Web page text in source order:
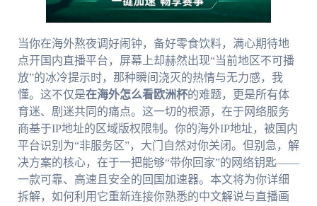
当你在海外熬夜调好闹钟，备好零食饮料，满心期待地
点开国内直播平台，屏幕上却赫然出现“当前地区不可播
放”的冰冷提示时，那种瞬间浇灭的热情与无力感，我
懂。这不仅是在海外怎么看欧洲杯的难题，更是所有体
育迷、剧迷共同的痛点。这一切的根源，在于网络服务
商基于IP地址的区域版权限制。你的海外IP地址，被国内
平台识别为“非服务区”，大门自然对你关闭。但别急，解
决方案的核心，在于一把能够“带你回家”的网络钥匙——
一款可靠、高速且安全的回国加速器。本文将为你详细
拆解，如何利用它重新连接你熟悉的中文解说与直播画